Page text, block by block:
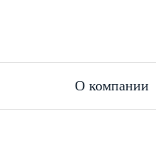
О компании